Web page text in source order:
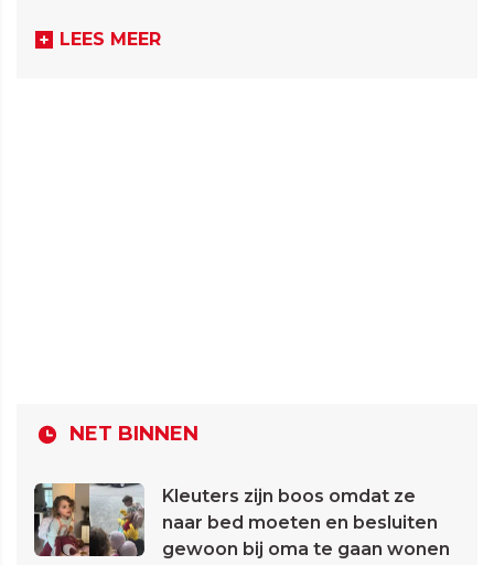
LEES MEER
NET BINNEN
Kleuters zijn boos omdat ze
naar bed moeten en besluiten
gewoon bij oma te gaan wonen